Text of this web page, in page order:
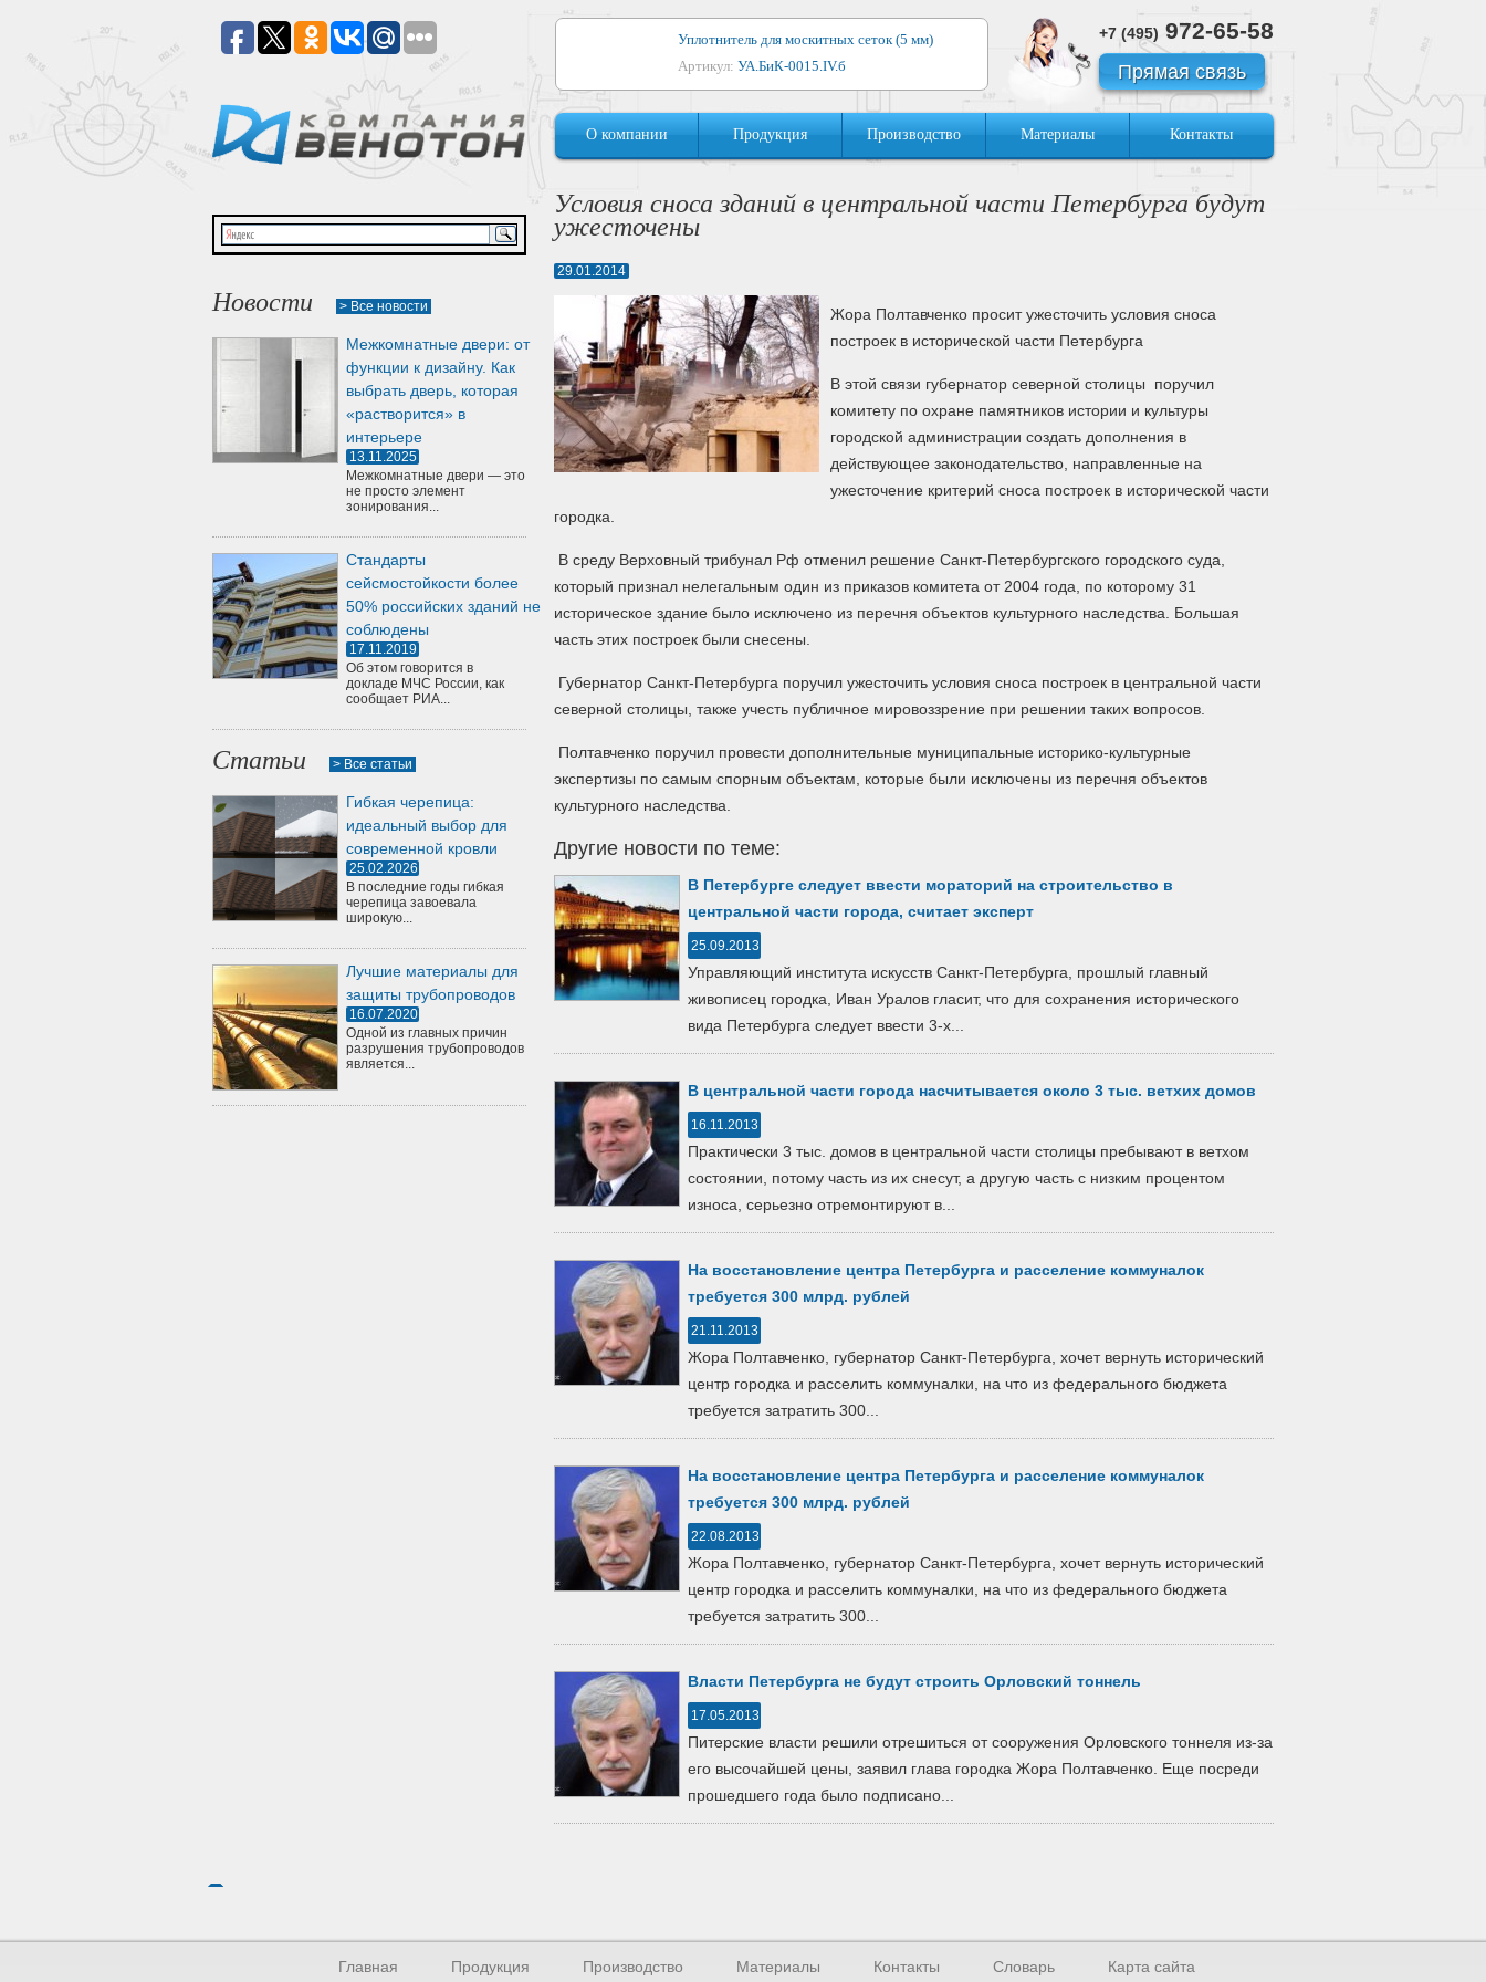
Уплотнитель для москитных сеток (5 мм)
Артикул: УА.БиК-0015.IV.б
Уплотнитель для алюминиевых окон
Артикул:1044
Артикул:УМ.БиК-0062.IV.б
Уплотнитель для деревянных дверей
Артикул: УК-10.4
+7 (495) 972-65-58
Прямая связь
О компании Продукция Производство Материалы Контакты
Новости > Все новости
Межкомнатные двери: от
функции к дизайну. Как
выбрать дверь, которая
«растворится» в
интерьере
13.11.2025
Межкомнатные двери — это
не просто элемент
зонирования...
Стандарты
сейсмостойкости более
50% российских зданий не
соблюдены
17.11.2019
Об этом говорится в
докладе МЧС России, как
сообщает РИА...
Статьи > Все статьи
Гибкая черепица:
идеальный выбор для
современной кровли
25.02.2026
В последние годы гибкая
черепица завоевала
широкую...
Лучшие материалы для
защиты трубопроводов
16.07.2020
Одной из главных причин
разрушения трубопроводов
является...
Условия сноса зданий в центральной части Петербурга будут
ужесточены
29.01.2014
Жора Полтавченко просит ужесточить условия сноса
построек в исторической части Петербурга
В этой связи губернатор северной столицы поручил
комитету по охране памятников истории и культуры
городской администрации создать дополнения в
действующее законодательство, направленные на
ужесточение критерий сноса построек в исторической части
городка.
В среду Верховный трибунал Рф отменил решение Санкт-Петербургского городского суда,
который признал нелегальным один из приказов комитета от 2004 года, по которому 31
историческое здание было исключено из перечня объектов культурного наследства.
Большая
часть этих построек были снесены.
Губернатор Санкт-Петербурга поручил ужесточить условия сноса построек в центральной части
северной столицы, также учесть публичное мировоззрение при решении таких вопросов.
Полтавченко поручил провести дополнительные муниципальные историко-культурные
экспертизы по самым спорным объектам, которые были исключены из перечня объектов
культурного наследства.
Другие новости по теме:
В Петербурге следует ввести мораторий на строительство в
центральной части города, считает эксперт
25.09.2013
Управляющий института искусств Санкт-Петербурга, прошлый главный
живописец городка, Иван Уралов гласит, что для сохранения исторического
вида Петербурга следует ввести 3-х...
В центральной части города насчитывается около 3 тыс. ветхих домов
16.11.2013
Практически 3 тыс. домов в центральной части столицы пребывают в ветхом
состоянии, потому часть из их снесут, а другую часть с низким процентом
износа, серьезно отремонтируют в...
На восстановление центра Петербурга и расселение коммуналок
требуется 300 млрд. рублей
21.11.2013
Жора Полтавченко, губернатор Санкт-Петербурга, хочет вернуть исторический
центр городка и расселить коммуналки, на что из федерального бюджета
требуется затратить 300...
На восстановление центра Петербурга и расселение коммуналок
требуется 300 млрд. рублей
22.08.2013
Жора Полтавченко, губернатор Санкт-Петербурга, хочет вернуть исторический
центр городка и расселить коммуналки, на что из федерального бюджета
требуется затратить 300...
Власти Петербурга не будут строить Орловский тоннель
17.05.2013
Питерские власти решили отрешиться от сооружения Орловского тоннеля из-за
его высочайшей цены, заявил глава городка Жора Полтавченко. Еще посреди
прошедшего года было подписано...
Главная Продукция Производство Материалы Контакты Словарь Карта сайта